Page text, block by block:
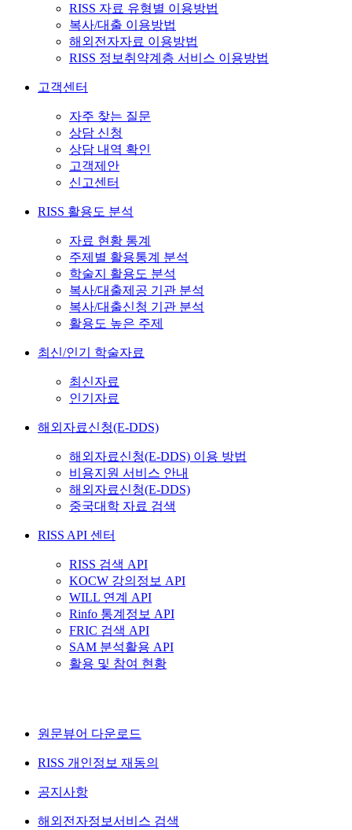
RISS 자료 유형별 이용방법
복사/대출 이용방법
해외전자자료 이용방법
RISS 정보취약계층 서비스 이용방법
고객센터
자주 찾는 질문
상담 신청
상담 내역 확인
고객제안
신고센터
RISS 활용도 분석
자료 현황 통계
주제별 활용통계 분석
학술지 활용도 분석
복사/대출제공 기관 분석
복사/대출신청 기관 분석
활용도 높은 주제
최신/인기 학술자료
최신자료
인기자료
해외자료신청(E-DDS)
해외자료신청(E-DDS) 이용 방법
비용지원 서비스 안내
해외자료신청(E-DDS)
중국대학 자료 검색
RISS API 센터
RISS 검색 API
KOCW 강의정보 API
WILL 연계 API
Rinfo 통계정보 API
FRIC 검색 API
SAM 분석활용 API
활용 및 참여 현황
원문뷰어 다운로드
RISS 개인정보 재동의
공지사항
해외전자정보서비스 검색